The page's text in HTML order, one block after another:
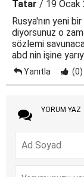
Tatar / 19 Ocak
Rusya'nın yeni
diyorsunuz o
sözlemi
abd nin işine
Yanıtla (0)
YORUM YAZ